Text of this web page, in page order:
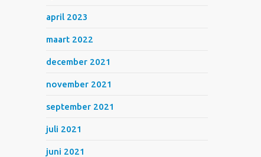
april 2023
maart 2022
december 2021
november 2021
september 2021
juli 2021
juni 2021